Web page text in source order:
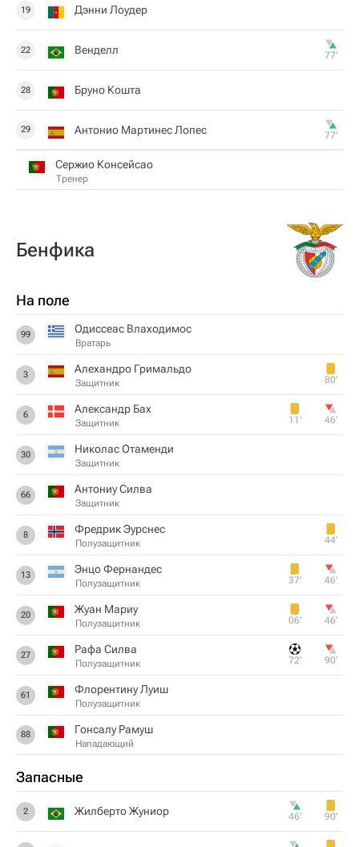
19 Дэнни Лоудер
22 Венделл 77‎’‎
28 Бруно Кошта
29 Антонио Мартинес Лопес 77‎’‎
Сержио Консейсао
Тренер
Бенфика
На поле
99 Одиссеас Влаходимос
Вратарь
3 Алехандро Гримальдо
Защитник 80‎’‎
6 Александр Бах
Защитник 11‎’‎ 46‎’‎
30 Николас Отаменди
Защитник
66 Антониу Силва
Защитник
8 Фредрик Эурснес
Полузащитник 44‎’‎
13 Энцо Фернандес
Полузащитник 37‎’‎ 46‎’‎
20 Жуан Мариу
Полузащитник 06‎’‎ 46‎’‎
27 Рафа Силва
Полузащитник 72‎’‎ 90‎’‎
61 Флорентину Луиш
Полузащитник
88 Гонсалу Рамуш
Нападающий
Запасные
2 Жилберто Жуниор 46‎’‎ 90‎’‎